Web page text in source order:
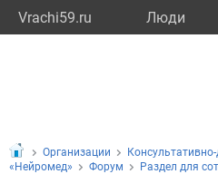
Vrachi59.ru Люди
Организации
«Нейромед»
Форум Раздел для